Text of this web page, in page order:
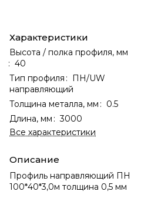
Характеристики
Высота / полка профиля, мм
: 40
Тип профиля : ПН/UW
направляющий
Толщина металла, мм : 0.5
Длина, мм : 3000
Все характеристики
Описание
Профиль направляющий ПН
100*40*3,0м толщина 0,5 мм